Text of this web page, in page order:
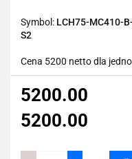
Symbol: LCH75-MC410-
S2
Cena 5200 netto dla
5200.00
5200.00